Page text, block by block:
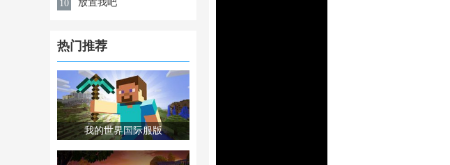
10 放置我吧
热门推荐
我的世界国际服版